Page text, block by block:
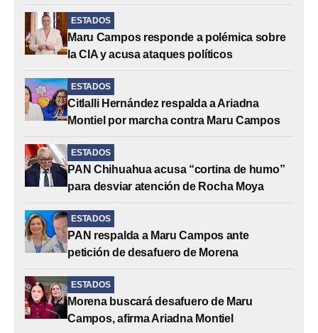
ESTADOS
Maru Campos responde a polémica sobre
la CIA y acusa ataques políticos
ESTADOS
Citlalli Hernández respalda a Ariadna
Montiel por marcha contra Maru Campos
ESTADOS
PAN Chihuahua acusa “cortina de humo”
para desviar atención de Rocha Moya
ESTADOS
PAN respalda a Maru Campos ante
petición de desafuero de Morena
ESTADOS
Morena buscará desafuero de Maru
Campos, afirma Ariadna Montiel